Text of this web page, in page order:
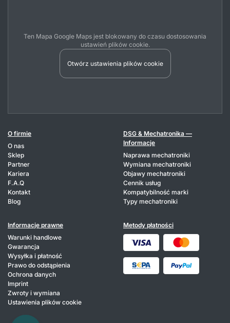
Ten Mapa Google Maps jest blokowany do czasu dostosowania
ustawień plików cookie.
Otwórz ustawienia plików cookie
O firmie
O nas
Sklep
Partner
Kariera
F.A.Q
Kontakt
Blog
DSG & Mechatronika —
Informacje
Naprawa mechatroniki
Wymiana mechatroniki
Objawy mechatroniki
Cennik usług
Kompatybilność marki
Typy mechatroniki
Informacje prawne
Warunki handlowe
Gwarancja
Wysyłka i płatność
Prawo do odstąpienia
Ochrona danych
Imprint
Zwroty i wymiana
Ustawienia plików cookie
Metody płatności